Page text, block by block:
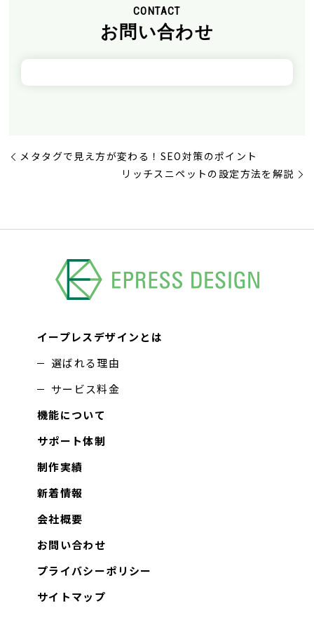
CONTACT
お問い合わせ
メタタグで見え方が変わる！SEO対策のポイント
リッチスニペットの設定方法を解説
イープレスデザインとは
選ばれる理由
サービス料金
機能について
サポート体制
制作実績
新着情報
会社概要
お問い合わせ
プライバシーポリシー
サイトマップ